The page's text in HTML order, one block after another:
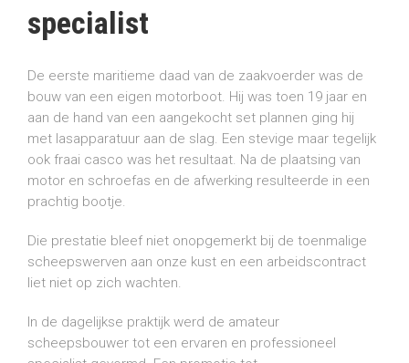
specialist
De eerste maritieme daad van de zaakvoerder was de
bouw van een eigen motorboot. Hij was toen 19 jaar en
aan de hand van een aangekocht set plannen ging hij
met lasapparatuur aan de slag. Een stevige maar tegelijk
ook fraai casco was het resultaat. Na de plaatsing van
motor en schroefas en de afwerking resulteerde in een
prachtig bootje.
Die prestatie bleef niet onopgemerkt bij de toenmalige
scheepswerven aan onze kust en een arbeidscontract
liet niet op zich wachten.
In de dagelijkse praktijk werd de amateur
scheepsbouwer tot een ervaren en professioneel